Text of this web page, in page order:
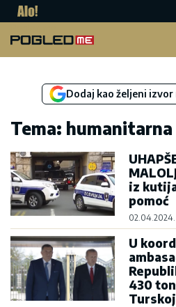
Dodaj kao željeni
Tema:
iz
pomoć
U
430
Turskoj